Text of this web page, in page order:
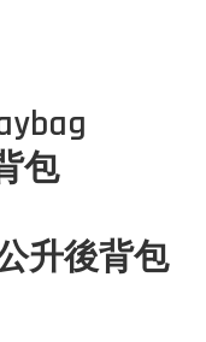
包
升後背包